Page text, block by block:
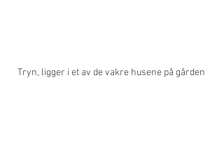
Tryn, ligger i et av de vakre husene på gården